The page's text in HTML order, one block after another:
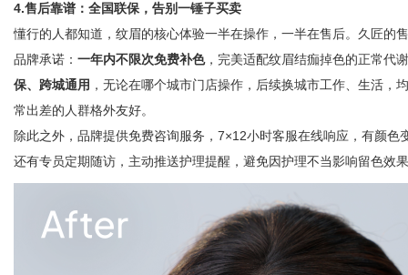
4.售后靠谱：全国联保，告别一锤子买卖
懂行的人都知道，纹眉的核心体验一半在操作，一半在售后。久匠的
品牌承诺 ： 一年内不限次免费补色，完美适配纹眉结痂掉色的正常代
保、跨城通用 ，无论在哪个城市门店操作，后续换城市工作、生活
常出差的人群格外友好。
除此之外，品牌提供免费咨询服务，7×12小时客服在线响应，有颜
还有专员定期随访，主动推送护理提醒，避免因护理不当影响留色效